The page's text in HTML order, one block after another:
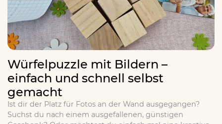
Würfelpuzzle mit Bildern –
einfach und schnell selbst
gemacht
Ist dir der Platz für Fotos an der Wand ausgegangen?
Suchst du nach einem ausgefallenen, günstigen